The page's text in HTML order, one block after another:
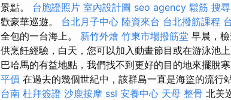
景點。 台胞證照片 室內設計圖 seo agency 鬆筋 搜
歡豪華巡遊。 台北月子中心 陸資來台 台北撥筋課程
全包的一台海上。 新竹外燴 竹東市場撥筋堂 早晨，
供烹飪經驗，白天，您可以加入動畫節目或在游泳池上
巴哈馬的有益地點，我們找不到更好的目的地來擺脫
平價 在過去的幾個世紀中，該群島一直是海盜的流行
台南 杜拜簽證 沙鹿按摩 ssl 安養中心 天母 整骨 北美